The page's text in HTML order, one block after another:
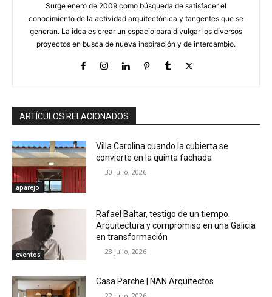
Surge enero de 2009 como búsqueda de satisfacer el
conocimiento de la actividad arquitectónica y tangentes que se
generan. La idea es crear un espacio para divulgar los diversos
proyectos en busca de nueva inspiración y de intercambio.
ARTÍCULOS RELACIONADOS
aparejo
Villa Carolina cuando la cubierta se
convierte en la quinta fachada
30 julio, 2026
eventos
Rafael Baltar, testigo de un tiempo.
Arquitectura y compromiso en una Galicia
en transformación
28 julio, 2026
Casa Parche | NAN Arquitectos